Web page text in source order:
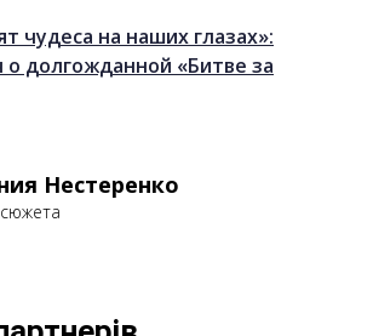
чудеса на наших глазах»:
о долгожданной «Битве за
Нестеренко